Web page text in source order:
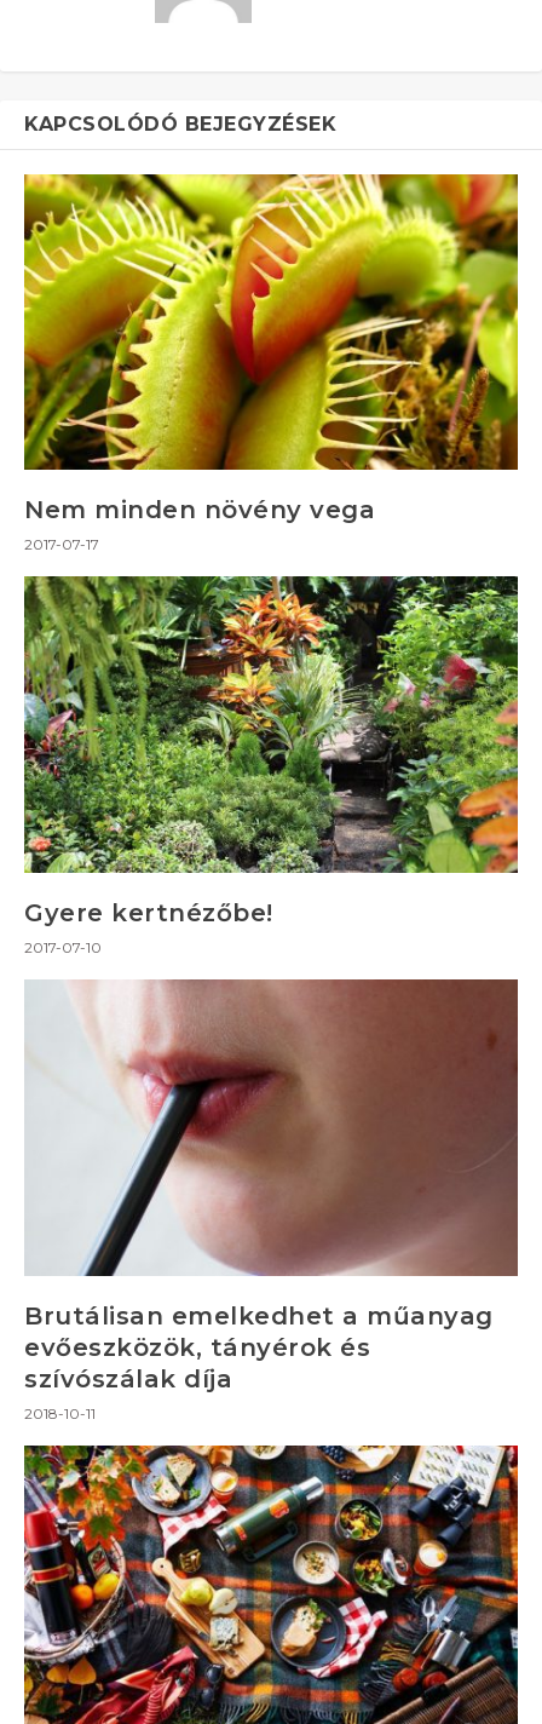
KAPCSOLÓDÓ BEJEGYZÉSEK
Nem minden növény vega
2017-07-17
Gyere kertnézőbe!
2017-07-10
Brutálisan emelkedhet a műanyag
evőeszközök, tányérok és
szívószálak díja
2018-10-11